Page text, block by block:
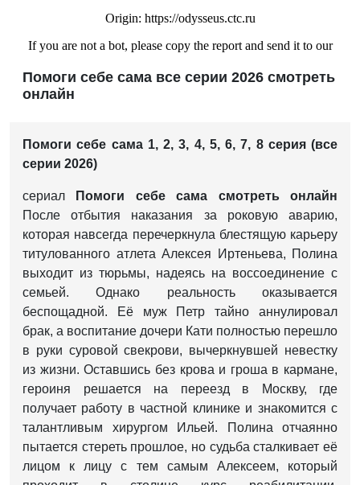
Помоги себе сама все серии 2026 смотреть
онлайн
Помоги себе сама 1, 2, 3, 4, 5, 6, 7, 8 серия (все
серии 2026)
сериал
Помоги себе сама смотреть онлайн
После отбытия наказания за роковую аварию,
которая навсегда перечеркнула блестящую карьеру
титулованного атлета Алексея Иртеньева, Полина
выходит из тюрьмы, надеясь на воссоединение с
семьей. Однако реальность оказывается
беспощадной. Её муж Петр тайно аннулировал
брак, а воспитание дочери Кати полностью перешло
в руки суровой свекрови, вычеркнувшей невестку
из жизни. Оставшись без крова и гроша в кармане,
героиня решается на переезд в Москву, где
получает работу в частной клинике и знакомится с
талантливым хирургом Ильей. Полина отчаянно
пытается стереть прошлое, но судьба сталкивает её
лицом к лицу с тем самым Алексеем, который